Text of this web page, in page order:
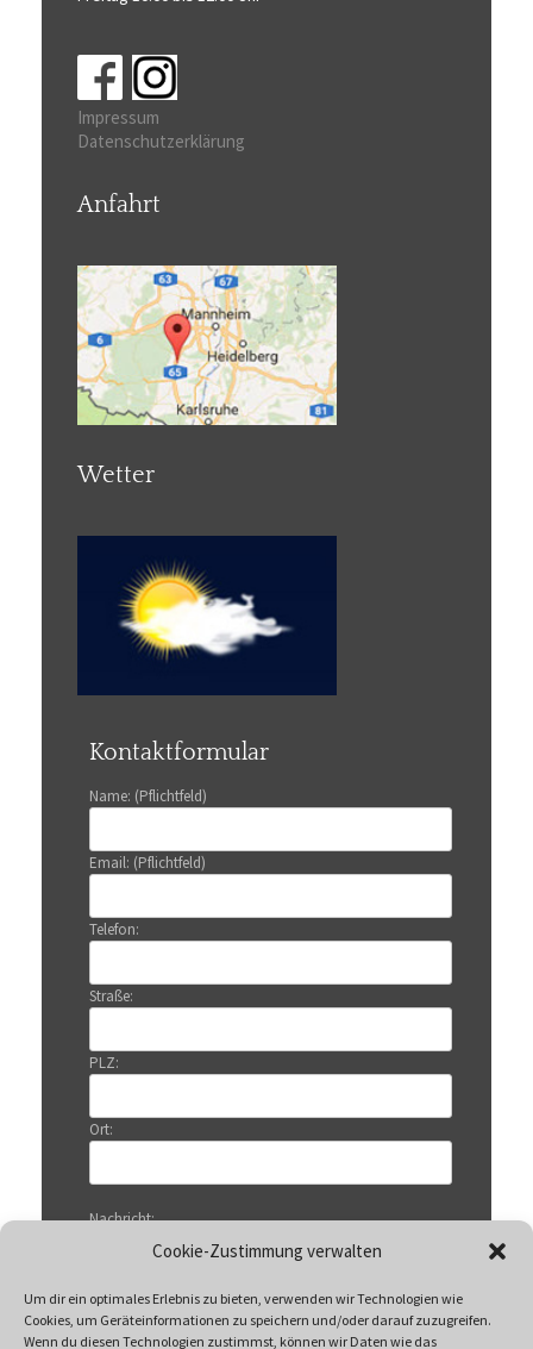
Cookie-Zustimmung verwalten
Um dir ein optimales Erlebnis zu bieten, verwenden wir Technologien wie
Cookies, um Geräteinformationen zu speichern und/oder darauf zuzugreifen.
Wenn du diesen Technologien zustimmst, können wir Daten wie das
Impressum
Datenschutzerklärung
Anfahrt
Wetter
Kontaktformular
Name: (Pflichtfeld)
Email: (Pflichtfeld)
Telefon:
Straße:
PLZ:
Ort:
Nachricht: